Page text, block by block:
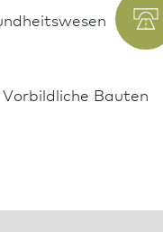
Bauten